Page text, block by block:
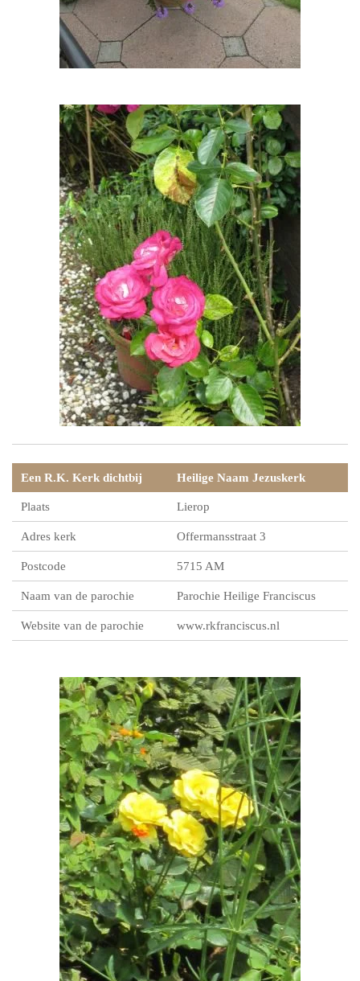
Een R.K. Kerk dichtbij Heilige Naam Jezuskerk
Plaats Lierop
Adres kerk Offermansstraat 3
Postcode 5715 AM
Naam van de parochie Parochie Heilige Franciscus
Website van de parochie www.rkfranciscus.nl